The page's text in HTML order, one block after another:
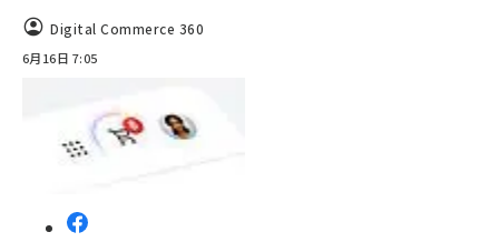
Digital Commerce 360
6月16日 7:05